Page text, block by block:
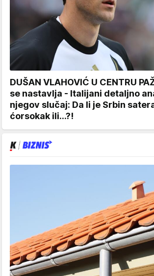
DUŠAN VLAHOVIĆ U CENTRU
se nastavlja - Italijani detaljno
njegov slučaj: Da li je Srbin
ćorsokak ili...?!